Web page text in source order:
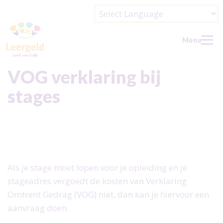
Powered by
Home
Veelgestelde vragen
Over ons
Over ons
Nieuws
Menu
VOG verklaring bij
stages
Als je stage moet lopen voor je opleiding en je
stageadres vergoedt de kosten van Verklaring
Omtrent Gedrag (VOG) niet, dan kan je hiervoor een
aanvraag doen.